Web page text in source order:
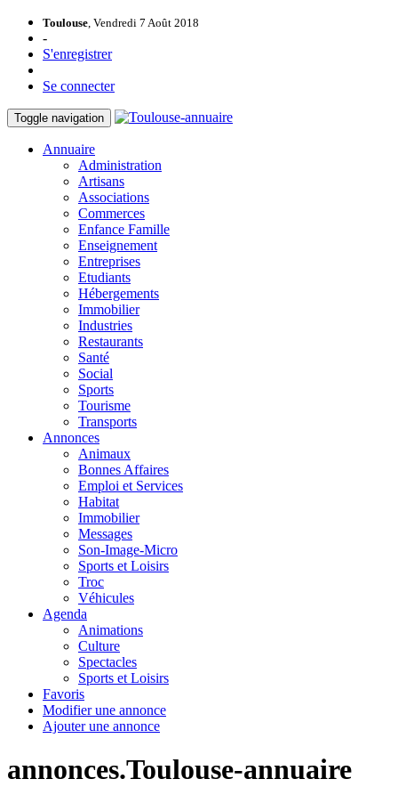
Toulouse, Vendredi 7 Août 2018
-
S'enregistrer
Se connecter
Toggle navigation
Annuaire
Administration
Artisans
Associations
Commerces
Enfance Famille
Enseignement
Entreprises
Etudiants
Hébergements
Immobilier
Industries
Restaurants
Santé
Social
Sports
Tourisme
Transports
Annonces
Animaux
Bonnes Affaires
Emploi et Services
Habitat
Immobilier
Messages
Son-Image-Micro
Sports et Loisirs
Troc
Véhicules
Agenda
Animations
Culture
Spectacles
Sports et Loisirs
Favoris
Modifier une annonce
Ajouter une annonce
annonces.Toulouse-annuaire